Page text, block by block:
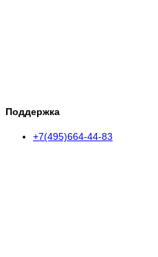
Поддержка
+7(495)664-44-83